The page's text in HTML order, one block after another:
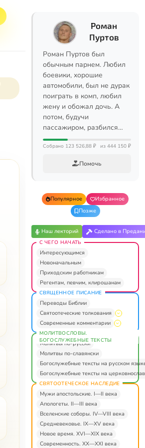
Роман
Пуртов
Роман Пуртов был
обычным парнем. Любил
боевики, хорошие
автомобили, был не дурак
поиграть в комп, любил
жену и обожал дочь. А
потом, будучи
пассажиром, разбился…
Собрано 123 526,88 ₽ из 444 150 ₽
Помочь
Популярное
Избранное
Позже
Наш лекторий Сделано в
С ЧЕГО НАЧАТЬ
Интересующимся
Новоначальным
Приходским работникам
Регентам, певчим, клирошанам
СВЯЩЕННОЕ ПИСАНИЕ
Переводы Библии
Святоотеческие толкования
Современные комментарии
МОЛИТВОСЛОВЫ.
БОГОСЛУЖЕБНЫЕ ТЕКСТЫ
Молитвы по-русски
Молитвы по-славянски
Богослужебные тексты на русском
Богослужебные тексты на
СВЯТООТЕЧЕСКОЕ НАСЛЕДИЕ
Мужи апостольские. I—II века
Апологеты. II—III века
Вселенские соборы. IV—VIII века
Средневековье. IX—XV века
Новое время. XVI—XIX века
Современность. XX—XXI века